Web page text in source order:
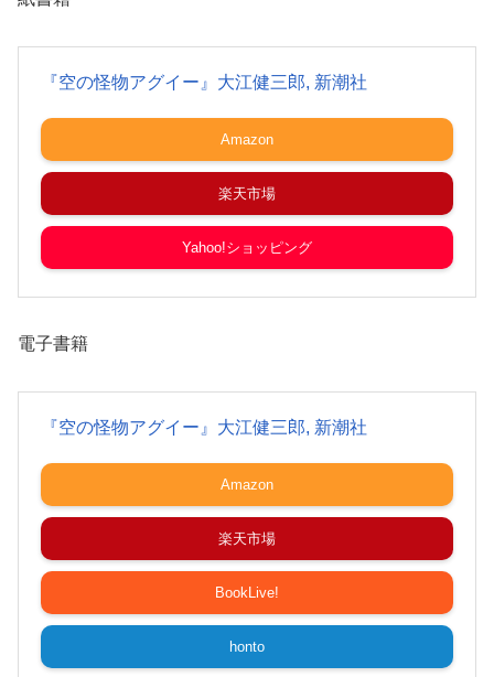
『空の怪物アグイー』大江健三郎, 新潮社
Amazon
楽天市場
Yahoo!ショッピング
電子書籍
『空の怪物アグイー』大江健三郎, 新潮社
Amazon
楽天市場
BookLive!
honto